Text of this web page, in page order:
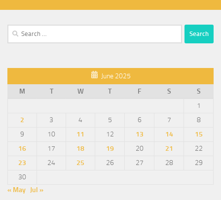
Search
June 2025
M
T W T F S
S
1
2
3 4 5 6 7
8
9
10 11 12 13 14
15
16
17 18 19 20 21
22
23
24 25 26 27 28
29
30
« May Jul »